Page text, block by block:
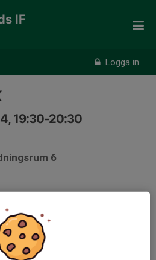
Logga in
IF
19:30-20:30
6